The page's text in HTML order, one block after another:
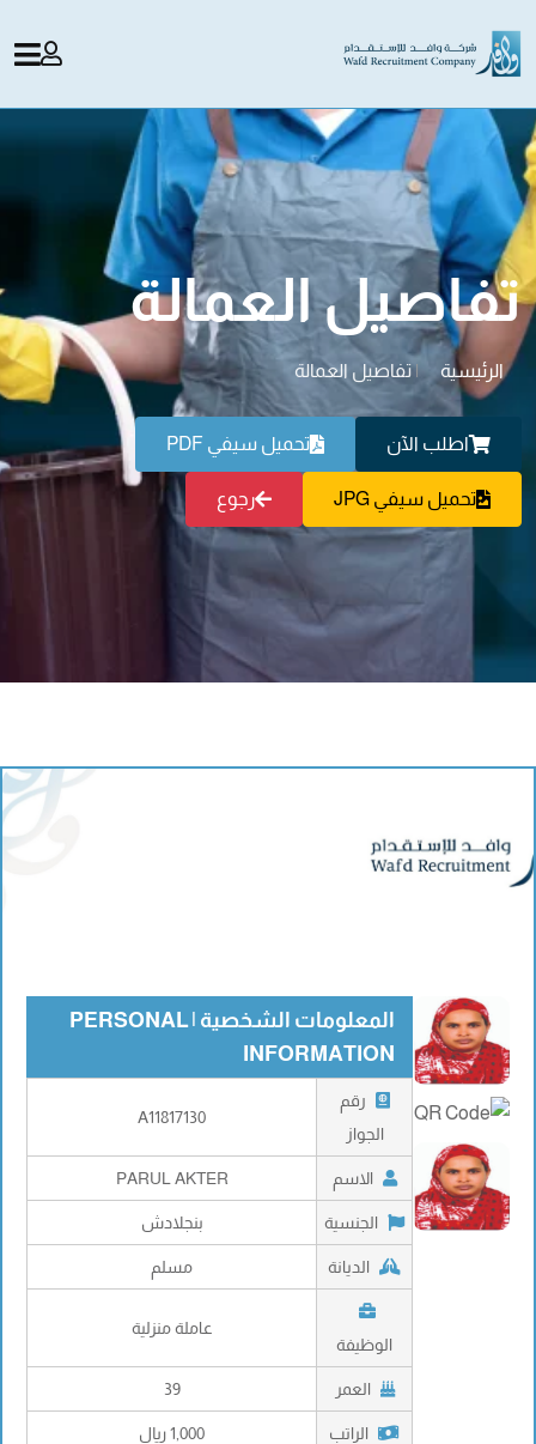
تفاصيل العمالة
الرئيسية |تفاصيل العمالة
اطلب الآن تحميل سيفي PDF
تحميل سيفي JPG رجوع
المعلومات الشخصية | PERSONAL
INFORMATION
رقم
الجواز
A11817130
الاسم PARUL AKTER
الجنسية بنجلادش
الديانة مسلم
الوظيفة
عاملة منزلية
العمر 39
الراتب 1,000 ريال